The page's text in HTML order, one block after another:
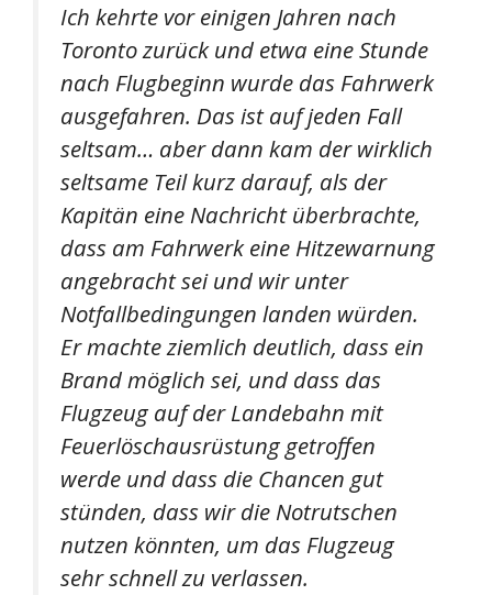
Ich kehrte vor einigen Jahren nach
Toronto zurück und etwa eine Stunde
nach Flugbeginn wurde das Fahrwerk
ausgefahren. Das ist auf jeden Fall
seltsam… aber dann kam der wirklich
seltsame Teil kurz darauf, als der
Kapitän eine Nachricht überbrachte,
dass am Fahrwerk eine Hitzewarnung
angebracht sei und wir unter
Notfallbedingungen landen würden.
Er machte ziemlich deutlich, dass ein
Brand möglich sei, und dass das
Flugzeug auf der Landebahn mit
Feuerlöschausrüstung getroffen
werde und dass die Chancen gut
stünden, dass wir die Notrutschen
nutzen könnten, um das Flugzeug
sehr schnell zu verlassen.